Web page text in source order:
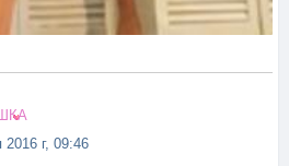
2016 г, 09:46